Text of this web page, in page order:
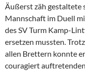
Äußerst zäh gestaltete
Mannschaft im Duell
des SV Turm Kamp-
ersetzen mussten.
allen Brettern konnte
couragiert